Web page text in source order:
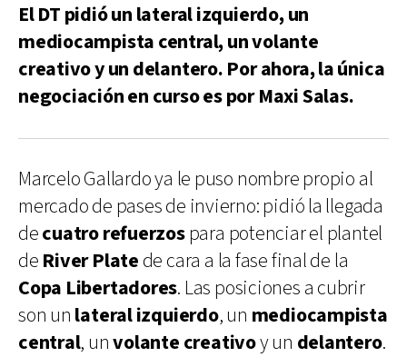
El DT pidió un lateral izquierdo, un
mediocampista central, un volante
creativo y un delantero. Por ahora, la única
negociación en curso es por Maxi Salas.
Marcelo Gallardo ya le puso nombre propio al
mercado de pases de invierno: pidió la llegada
decuatro refuerzospara potenciar el plantel
de River Plate de cara a la fase final de la
Copa Libertadores. Las posiciones a cubrir
son un lateral izquierdo, un mediocampista
central, unvolante creativoy un delantero.